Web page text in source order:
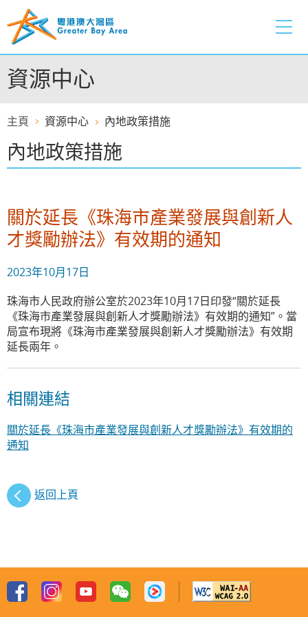
至
容
的
開
資源中心
主頁 資源中心 內地政策措施
內地政策措施
關於延長《珠海市產業發展與創新人
才獎勵辦法》有效期的通知
2023年10月17日
珠海市人民政府辦公室於2023年10月17日印發“關於延長
《珠海市產業發展與創新人才獎勵辦法》有效期的通知”。當
局宣布現將《珠海市產業發展與創新人才獎勵辦法》有效期
延長兩年。
相關連結
關於延長《珠海市產業發展與創新人才獎勵辦法》有效期的
通知
返回上頁